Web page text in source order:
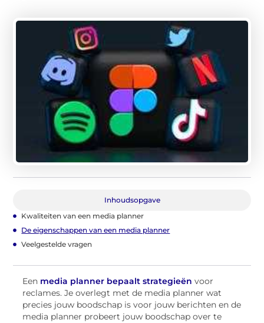
Inhoudsopgave
Kwaliteiten van een media planner
De eigenschappen van een media planner
Veelgestelde vragen
Een media planner bepaalt strategieën voor
reclames. Je overlegt met de media planner wat
precies jouw boodschap is voor jouw berichten en de
media planner probeert jouw boodschap over te